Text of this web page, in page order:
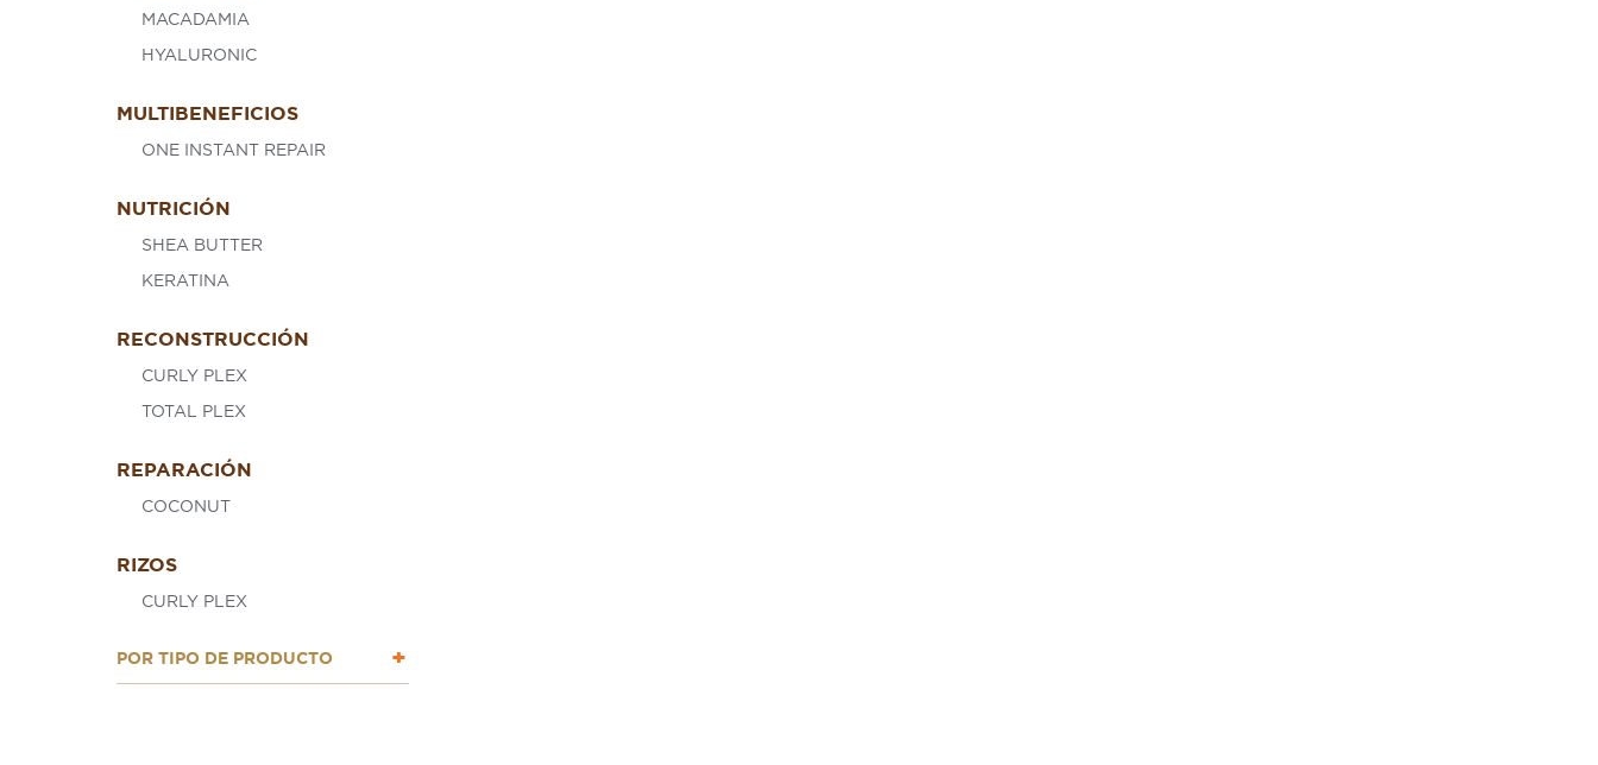
MACADAMIA
HYALURONIC
MULTIBENEFICIOS
ONE INSTANT REPAIR
NUTRICIÓN
SHEA BUTTER
KERATINA
RECONSTRUCCIÓN
CURLY PLEX
TOTAL PLEX
REPARACIÓN
COCONUT
RIZOS
CURLY PLEX
POR TIPO DE PRODUCTO